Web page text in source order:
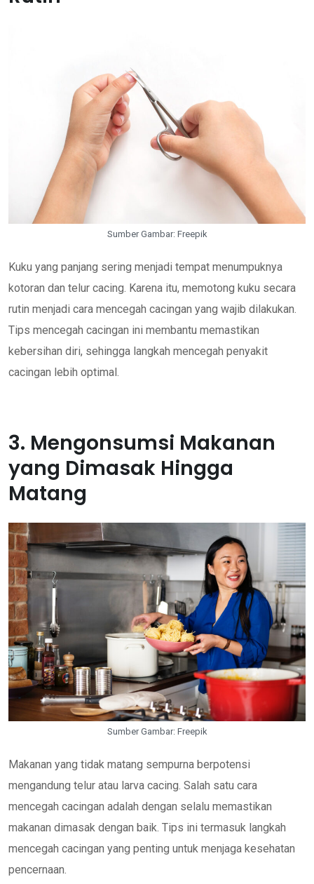
Sumber Gambar: Freepik
Kuku yang panjang sering menjadi tempat menumpuknya
kotoran dan telur cacing. Karena itu, memotong kuku secara
rutin menjadi cara mencegah cacingan yang wajib dilakukan.
Tips mencegah cacingan ini membantu memastikan
kebersihan diri, sehingga langkah mencegah penyakit
cacingan lebih optimal.
3. Mengonsumsi Makanan
yang Dimasak Hingga
Matang
Sumber Gambar: Freepik
Makanan yang tidak matang sempurna berpotensi
mengandung telur atau larva cacing. Salah satu cara
mencegah cacingan adalah dengan selalu memastikan
makanan dimasak dengan baik. Tips ini termasuk langkah
mencegah cacingan yang penting untuk menjaga kesehatan
pencernaan.